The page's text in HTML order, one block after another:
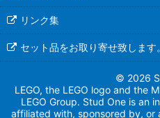
リンク集
セット品をお取り寄せ致します。
© 2026
LEGO, the LEGO logo and the
LEGO Group. Stud One is an
affiliated with, sponsored by, or